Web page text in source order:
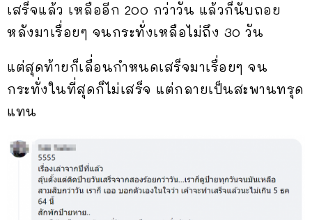
เสร็จแล้ว เหลืออีก 200 กว่าวัน แล้วก็นับถอย
หลังมาเรื่อยๆ จนกระทั่งเหลือไม่ถึง 30 วัน
แต่สุดท้ายก็เลื่อนกำหนดเสร็จมาเรื่อยๆ จน
กระทั่งในที่สุดก็ไม่เสร็จ แต่กลายเป็นสะพานทรุด
แทน